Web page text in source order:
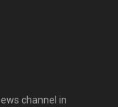
channel in